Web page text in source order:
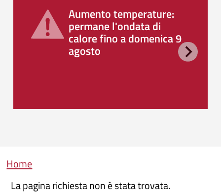
Aumento temperature:
permane l'ondata di
calore fino a domenica 9
agosto
Briciole di pane
Home
La pagina richiesta non è stata trovata.